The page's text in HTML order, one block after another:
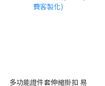
多功能證件套伸縮掛扣 易